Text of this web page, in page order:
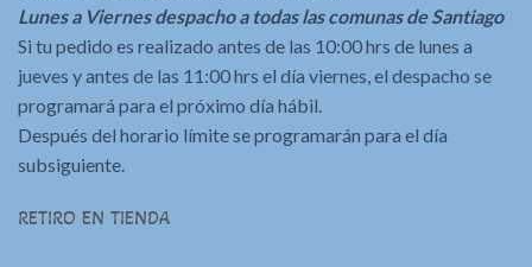
Lunes a Viernes despacho a todas las comunas de Santiago
Si tu pedido es realizado antes de las 10:00 hrs de lunes a
jueves y antes de las 11:00 hrs el día viernes, el despacho se
programará para el próximo día hábil.
Después del horario límite se programarán para el día
subsiguiente.
RETIRO EN TIENDA